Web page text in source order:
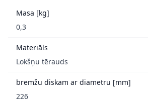
Masa [kg]
0,3
Materiāls
Lokšņu tērauds
bremžu diskam ar diametru [mm]
226